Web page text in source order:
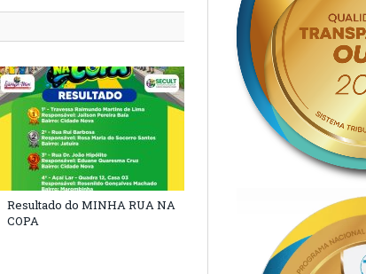
Resultado do MINHA RUA NA
COPA